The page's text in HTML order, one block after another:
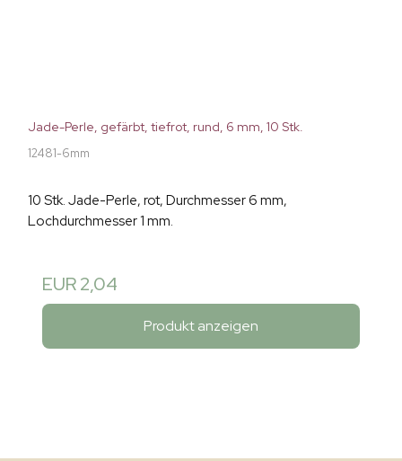
Jade-Perle, gefärbt, tiefrot, rund, 6 mm, 10 Stk.
12481-6mm
10 Stk. Jade-Perle, rot, Durchmesser 6 mm,
Lochdurchmesser 1 mm.
EUR 2,04
Produkt anzeigen